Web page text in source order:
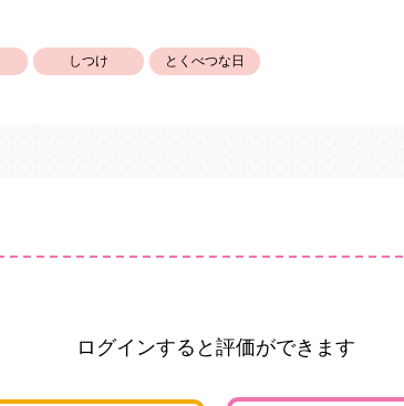
しつけ とくべつな日
ログインすると評価ができます